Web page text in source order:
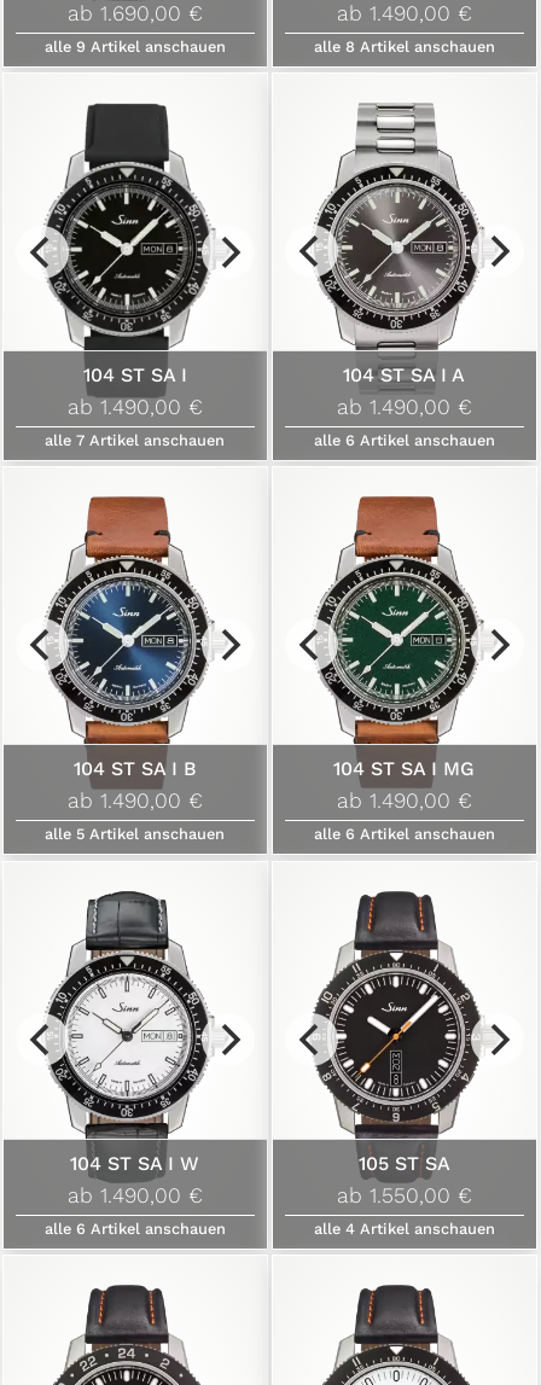
ab 1.690,00 €
alle 9 Artikel anschauen
ab 1.490,00 €
alle 8 Artikel anschauen
104 ST SA I
ab 1.490,00 €
alle7 Artikel anschauen
104 ST SA I A
ab 1.490,00 €
alle 6 Artikel anschauen
104 ST SA I B
ab 1.490,00 €
alle 5 Artikel anschauen
104 ST SA I MG
ab 1.490,00 €
alle 6 Artikel anschauen
104 ST SA I W
ab 1.490,00 €
alle 6 Artikel anschauen
105 ST SA
ab 1.550,00 €
alle 4Artikel anschauen